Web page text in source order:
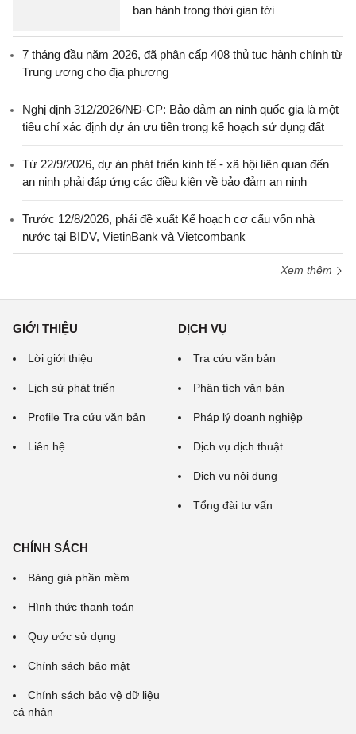
ban hành trong thời gian tới
7 tháng đầu năm 2026, đã phân cấp 408 thủ tục hành chính từ
Trung ương cho địa phương
Nghị định 312/2026/NĐ-CP: Bảo đảm an ninh quốc gia là một
tiêu chí xác định dự án ưu tiên trong kế hoạch sử dụng đất
Từ 22/9/2026, dự án phát triển kinh tế - xã hội liên quan đến
an ninh phải đáp ứng các điều kiện về bảo đảm an ninh
Trước 12/8/2026, phải đề xuất Kế hoạch cơ cấu vốn nhà
nước tại BIDV, VietinBank và Vietcombank
Xem thêm
GIỚI THIỆU
Lời giới thiệu
Lịch sử phát triển
Profile Tra cứu văn bản
Liên hệ
DỊCH VỤ
Tra cứu văn bản
Phân tích văn bản
Pháp lý doanh nghiệp
Dịch vụ dịch thuật
Dịch vụ nội dung
Tổng đài tư vấn
CHÍNH SÁCH
Bảng giá phần mềm
Hình thức thanh toán
Quy ước sử dụng
Chính sách bảo mật
Chính sách bảo vệ dữ liệu
cá nhân